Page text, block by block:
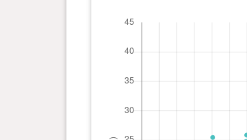
0 ano(s), 7 mês(es) e 23 dia(s)
0 ano(s), 7 mês(es) e 9 dia(s)